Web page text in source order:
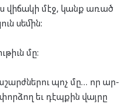
վի­ճա­կի մէջ, կանք առած
սե­մին:
մը:
պոչ մը… որ ար­
եւ դէպ­քին վայ­րը